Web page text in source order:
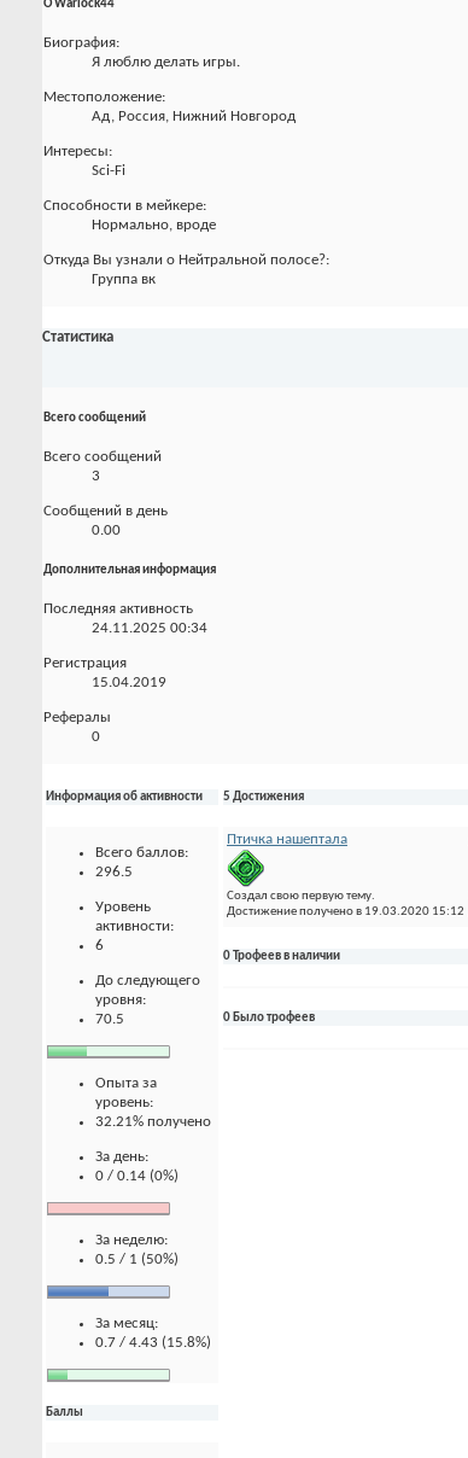
О Warlock44
Биография:
Я люблю делать игры.
Местоположение:
Ад, Россия, Нижний Новгород
Интересы:
Sci-Fi
Способности в мейкере:
Нормально, вроде
Откуда Вы узнали о Нейтральной полосе?:
Группа вк
Статистика
Всего сообщений
Всего сообщений
3
Сообщений в день
0.00
Дополнительная информация
Последняя активность
24.11.2025 00:34
Регистрация
15.04.2019
Рефералы
0
Информация об активности
Всего баллов:
296.5
Уровень
активности:
6
До следующего
уровня:
70.5
Опыта за
уровень:
32.21% получено
За день:
0 / 0.14 (0%)
За неделю:
0.5 / 1 (50%)
За месяц:
0.7 / 4.43 (15.8%)
Баллы
5 Достижения
Птичка нашептала
Создал свою первую тему.
Достижение получено в 19.03.2020 15:12
0 Трофеев в наличии
0 Было трофеев